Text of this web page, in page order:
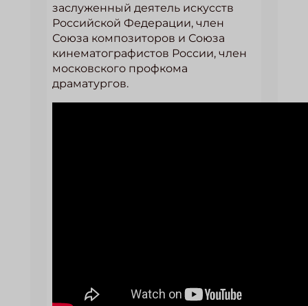
заслуженный деятель искусств
Российской Федерации, член
Союза композиторов и Союза
кинематографистов России, член
московского профкома
драматургов.